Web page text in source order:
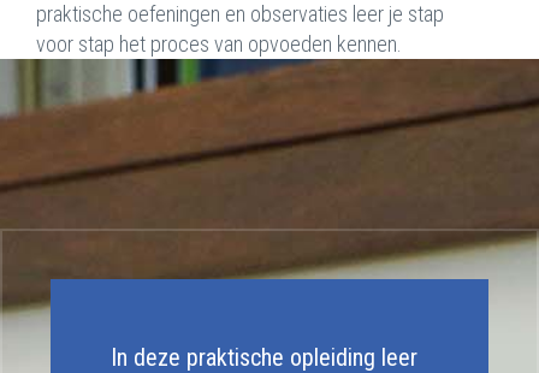
praktische oefeningen en observaties leer je stap
voor stap het proces van opvoeden kennen.
In deze praktische opleiding leer